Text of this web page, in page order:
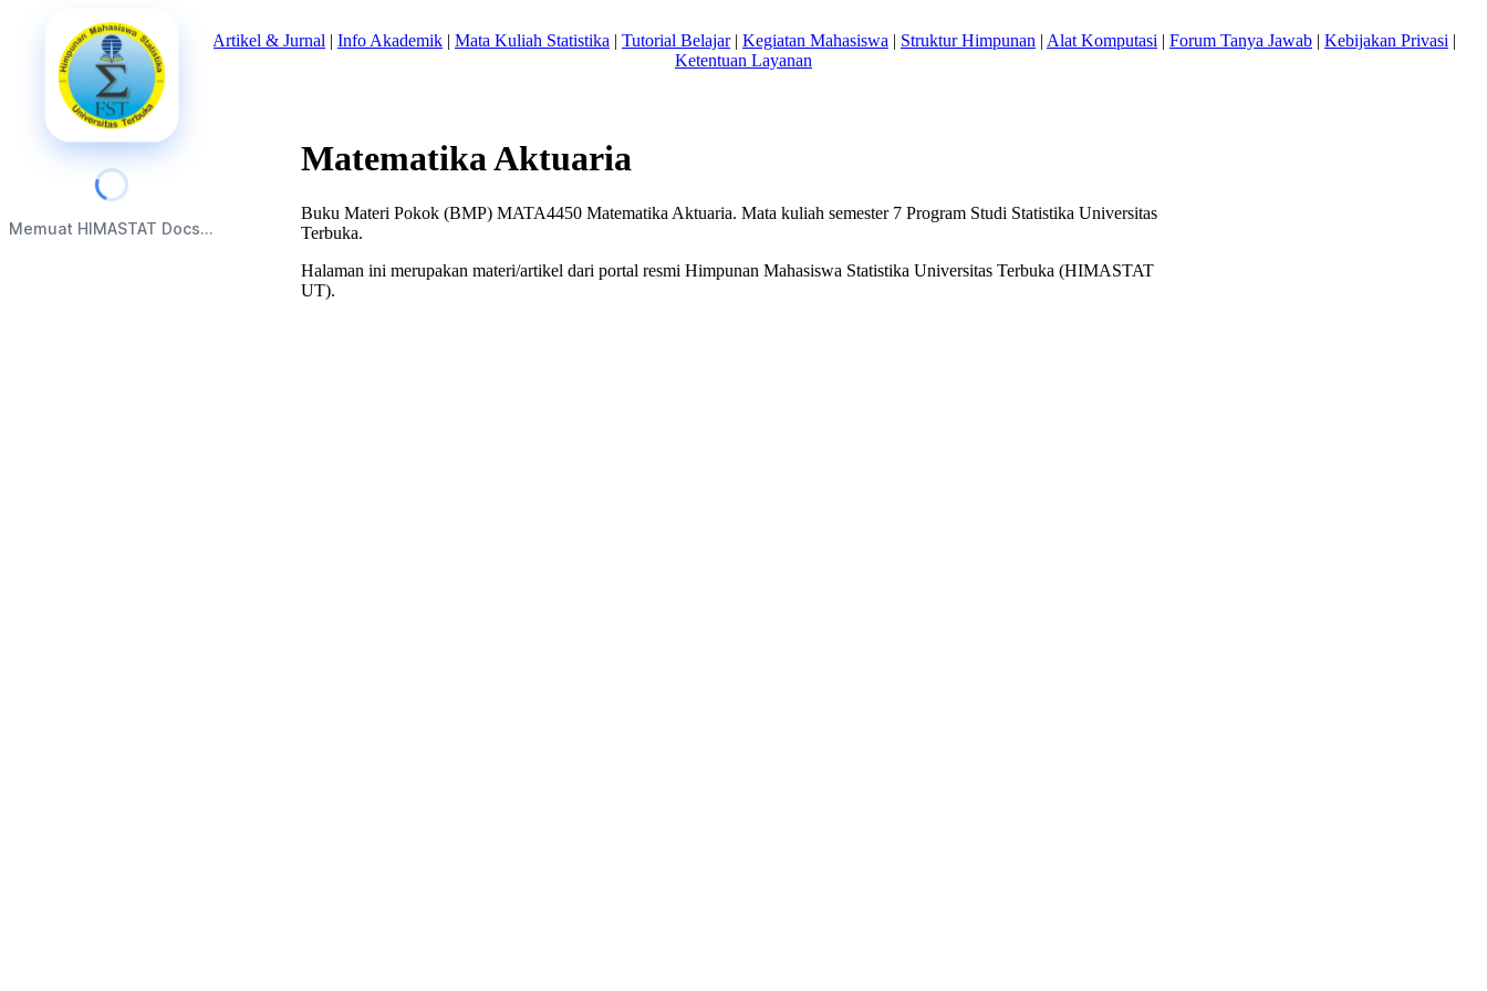
Memuat HIMASTAT Docs...
Beranda|Tentang Kami Artikel & Jurnal | Info Akademik | Mata Kuliah Statistika | Tutorial Belajar| Kegiatan Mahasiswa | Struktur Himpunan | Alat Komputasi | Forum Tanya Jawab | Kebijakan Privasi |
Ketentuan Layanan
Matematika Aktuaria
Buku Materi Pokok (BMP) MATA4450 Matematika Aktuaria. Mata kuliah semester 7 Program Studi Statistika Universitas
Terbuka.
Halaman ini merupakan materi/artikel dari portal resmi Himpunan Mahasiswa Statistika Universitas Terbuka (HIMASTAT
UT).